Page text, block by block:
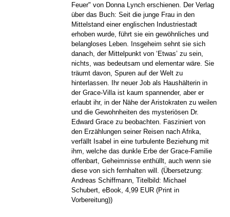
Feuer" von Donna Lynch erschienen. Der Verlag
über das Buch: Seit die junge Frau in den
Mittelstand einer englischen Industriestadt
erhoben wurde, führt sie ein gewöhnliches und
belangloses Leben. Insgeheim sehnt sie sich
danach, der Mittelpunkt von ‘Etwas’ zu sein,
nichts, was bedeutsam und elementar wäre. Sie
träumt davon, Spuren auf der Welt zu
hinterlassen. Ihr neuer Job als Haushälterin in
der Grace-Villa ist kaum spannender, aber er
erlaubt ihr, in der Nähe der Aristokraten zu weilen
und die Gewohnheiten des mysteriösen Dr.
Edward Grace zu beobachten. Fasziniert von
den Erzählungen seiner Reisen nach Afrika,
verfällt Isabel in eine turbulente Beziehung mit
ihm, welche das dunkle Erbe der Grace-Familie
offenbart, Geheimnisse enthüllt, auch wenn sie
diese von sich fernhalten will. (Übersetzung:
Andreas Schiffmann, Titelbild: Michael
Schubert, eBook, 4,99 EUR (Print in
Vorbereitung))